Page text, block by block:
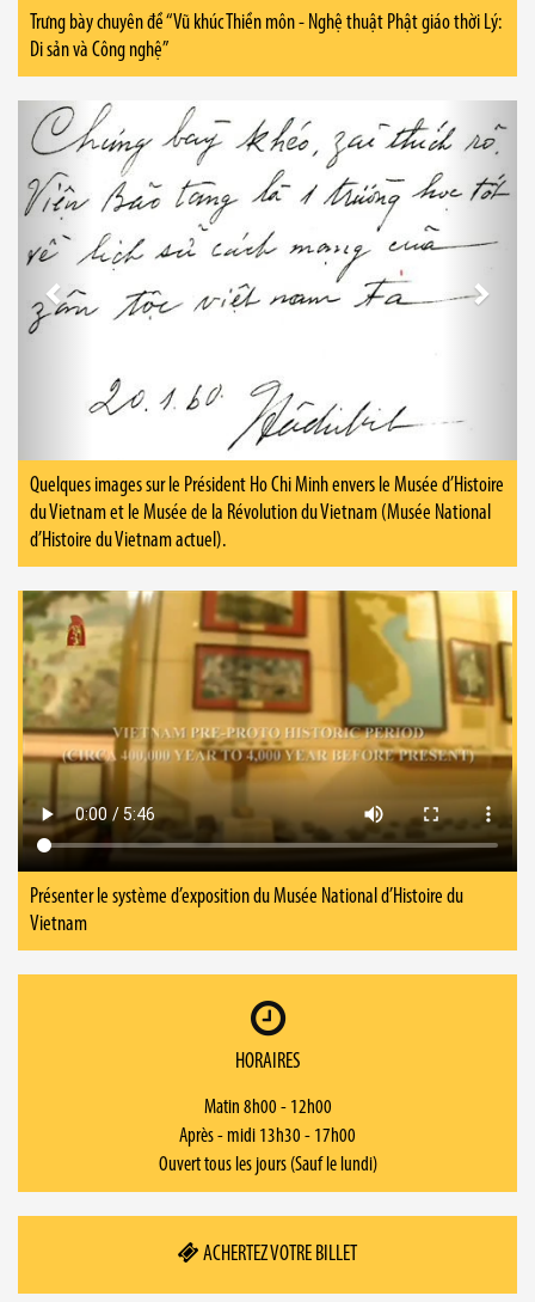
Trưng bày chuyên đề “Vũ khúc Thiền môn - Nghệ thuật Phật giáo thời Lý:
Di sản và Công nghệ”
Previous
Quelques images sur le Président Ho Chi Minh envers le Musée d’Histoire
du Vietnam et le Musée de la Révolution du Vietnam (Musée National
d’Histoire du Vietnam actuel).
Présenter le système d’exposition du Musée National d’Histoire du
Vietnam
HORAIRES
Matin 8h00 - 12h00
Après - midi 13h30 - 17h00
Ouvert tous les jours (Sauf le lundi)
ACHERTEZ VOTRE BILLET